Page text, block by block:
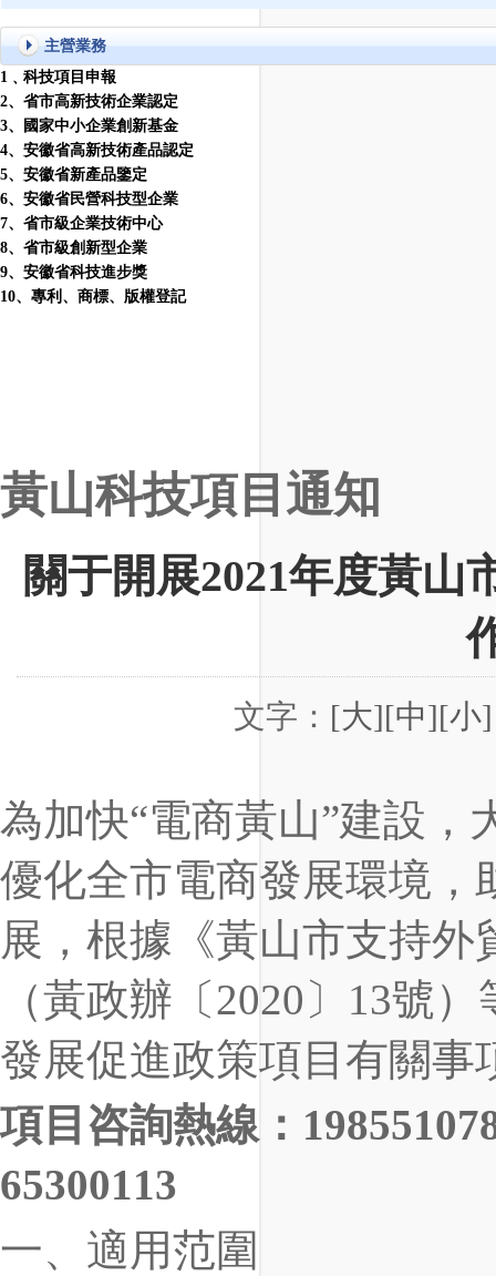
主營業務
1 ﹑科技項目申報
2、省市高新技術企業認定
3、國家中小企業創新基金
4、安徽省高新技術產品認定
5、安徽省新產品鑒定
6、安徽省民營科技型企業
7、省市級企業技術中心
8、省市級創新型企業
9、安徽省科技進步獎
10、 專利 、 商標、 版權登記
黃山科技項目通知
關于開展2021年度黃山
文字： [大][中][小]
為加快“電商黃山”建設，
優化全市電商發展環境，
展，根據《黃山市支持
（黃政辦〔2020〕13號
發展促進政策項目有關事
項目咨詢熱線：
65300113
一、適用范圍